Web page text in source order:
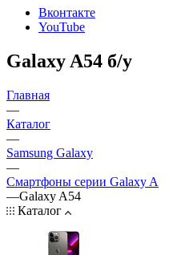
Вконтакте
YouTube
Galaxy A54 б/у
Главная
—
Каталог
—
Samsung Galaxy
—
Смартфоны серии Galaxy A
—Galaxy A54
Каталог